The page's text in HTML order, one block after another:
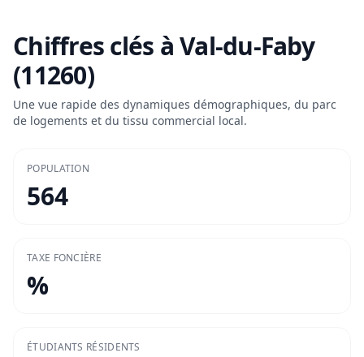
Chiffres clés àVal-du-Faby
(11260)
Une vue rapide des dynamiques démographiques, du parc
de logements et du tissu commercial local.
POPULATION
564
TAXE FONCIÈRE
%
ÉTUDIANTS RÉSIDENTS